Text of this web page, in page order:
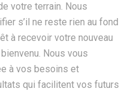
votre terrain. Nous
s’il ne reste rien au fond
à recevoir votre nouveau
Nous vous
à vos besoins et
qui facilitent vos futurs